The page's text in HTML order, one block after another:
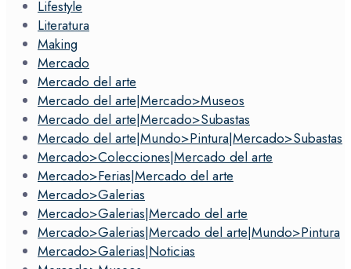
Lifestyle
Literatura
Making
Mercado
Mercado del arte
Mercado del arte|Mercado>Museos
Mercado del arte|Mercado>Subastas
Mercado del arte|Mundo>Pintura|Mercado>Subastas
Mercado>Colecciones|Mercado del arte
Mercado>Ferias|Mercado del arte
Mercado>Galerias
Mercado>Galerias|Mercado del arte
Mercado>Galerias|Mercado del arte|Mundo>Pintura
Mercado>Galerias|Noticias